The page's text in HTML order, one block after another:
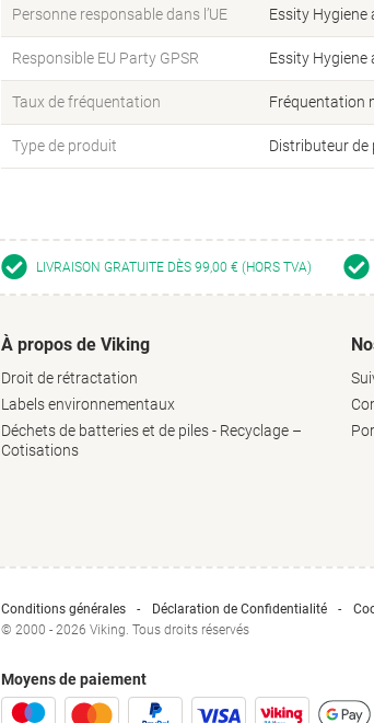
Personne responsable dans l’UE Essity
Responsible EU Party GPSR Essity Hygiene
Taux de fréquentation Fréquentation
Type de produit Distributeur de
LIVRAISON GRATUITE DÈS 99,00 € (HORS TVA)
À propos de Viking
Droit de rétractation
Labels environnementaux
Déchets de batteries et de piles - Recyclage –
Cotisations
Conditions générales Déclaration de Confidentialité
© 2000 - 2026 Viking. Tous droits réservés
Moyens de paiement